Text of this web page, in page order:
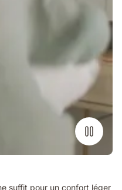
suffit pour un confort léger